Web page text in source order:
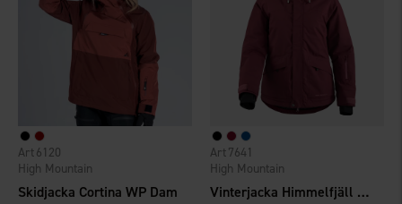
Skidjacka Cortina WP Dam
High Mountain
6120
Vinterjacka Himmelfjäll WP Dam
High Mountain
7641